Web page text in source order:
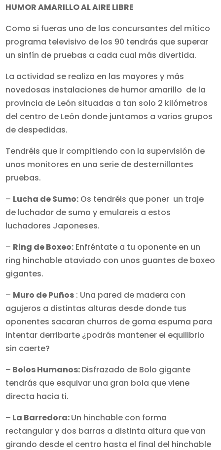
HUMOR AMARILLO AL AIRE LIBRE
Como si fueras uno de las concursantes del mítico
programa televisivo de los 90 tendrás que superar
un sinfín de pruebas a cada cual más divertida.
La actividad se realiza en las mayores y más
novedosas instalaciones de humor amarillo de la
provincia de León situadas a tan solo 2 kilómetros
del centro de León donde juntamos a varios grupos
de despedidas.
Tendréis que ir compitiendo con la supervisión de
unos monitores en una serie de desternillantes
pruebas.
– Lucha de Sumo: Os tendréis que poner un traje
de luchador de sumo y emulareis a estos
luchadores Japoneses.
– Ring de Boxeo: Enfréntate a tu oponente en un
ring hinchable ataviado con unos guantes de boxeo
gigantes.
– Muro de Puños : Una pared de madera con
agujeros a distintas alturas desde donde tus
oponentes sacaran churros de goma espuma para
intentar derribarte ¿podrás mantener el equilibrio
sin caerte?
– Bolos Humanos:Disfrazado de Bolo gigante
tendrás que esquivar una gran bola que viene
directa hacia ti.
– La Barredora:Un hinchable con forma
rectangular y dos barras a distinta altura que van
girando desde el centro hasta el final del hinchable